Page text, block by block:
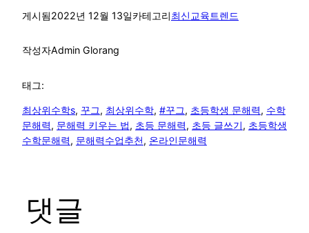
게시됨2022년 12월 13일카테고리최신교육트렌드
작성자Admin Glorang
태그:
최상위수학s, 꾸그, 최상위수학, #꾸그, 초등학생 문해력, 수학
문해력, 문해력 키우는 법, 초등 문해력, 초등 글쓰기, 초등학생
수학문해력, 문해력수업추천, 온라인문해력
댓글